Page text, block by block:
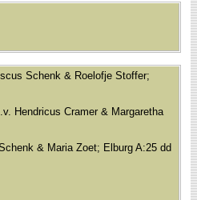
Schenk & Roelofje Stoffer;
Hendricus Cramer & Margaretha
& Maria Zoet; Elburg A:25 dd